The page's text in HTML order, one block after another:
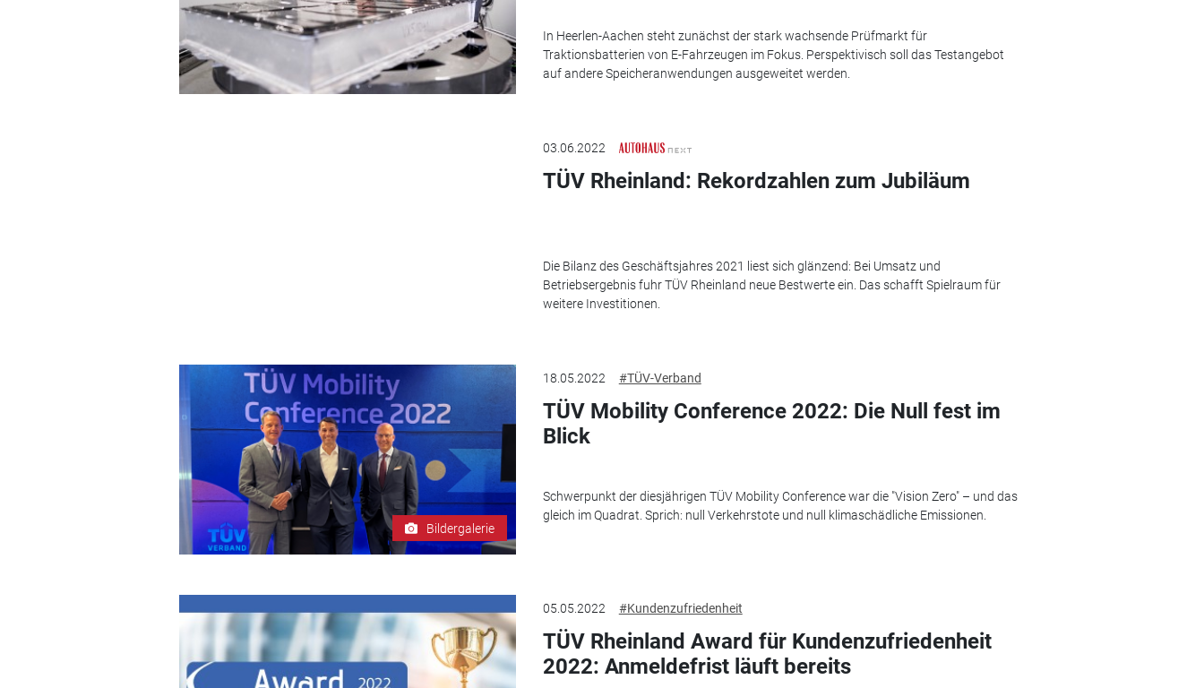
In Heerlen-Aachen steht zunächst der stark wachsende Prüfmarkt für
Traktionsbatterien von E-Fahrzeugen im Fokus. Perspektivisch soll das Testangebot
auf andere Speicheranwendungen ausgeweitet werden.
03.06.2022
TÜV Rheinland: Rekordzahlen zum Jubiläum
Die Bilanz des Geschäftsjahres 2021 liest sich glänzend: Bei Umsatz und
Betriebsergebnis fuhr TÜV Rheinland neue Bestwerte ein. Das schafft Spielraum für
weitere Investitionen.
Bildergalerie
18.05.2022 #TÜV-Verband
TÜV Mobility Conference 2022: Die Null fest im
Blick
Schwerpunkt der diesjährigen TÜV Mobility Conference war die "Vision Zero" – und das
gleich im Quadrat. Sprich: null Verkehrstote und null klimaschädliche Emissionen.
05.05.2022 #Kundenzufriedenheit
TÜV Rheinland Award für Kundenzufriedenheit
2022: Anmeldefrist läuft bereits